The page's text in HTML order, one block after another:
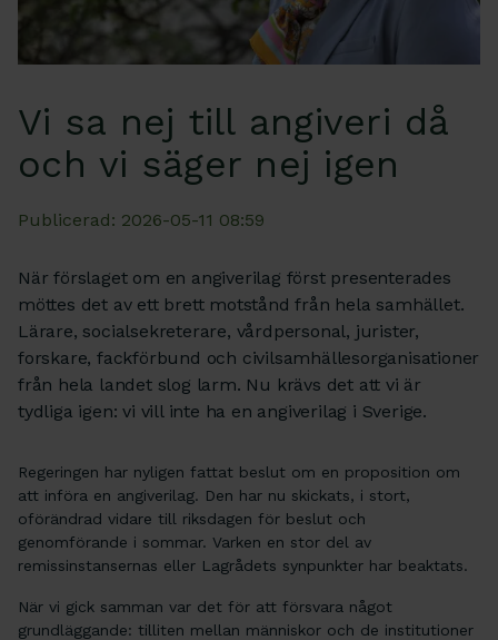
Vi sa nej till angiveri då
och vi säger nej igen
Publicerad: 2026-05-11 08:59
När förslaget om en angiverilag först presenterades
möttes det av ett brett motstånd från hela samhället.
Lärare, socialsekreterare, vårdpersonal, jurister,
forskare, fackförbund och civilsamhällesorganisationer
från hela landet slog larm. Nu krävs det att vi är
tydliga igen: vi vill inte ha en angiverilag i Sverige.
Regeringen har nyligen fattat beslut om en proposition om
att införa en angiverilag. Den har nu skickats, i stort,
oförändrad vidare till riksdagen för beslut och
genomförande i sommar. Varken en stor del av
remissinstansernas eller Lagrådets synpunkter har beaktats.
När vi gick samman var det för att försvara något
grundläggande: tilliten mellan människor och de institutioner